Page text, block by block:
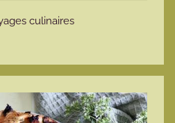
t
culinaires